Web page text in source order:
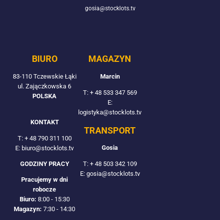
gosia@stocklots.tv
BIURO
83-110 Tczewskie Łąki
ul. Zajączkowska 6
POLSKA
KONTAKT
T: + 48 790 311 100
E: biuro@stocklots.tv
GODZINY PRACY
Pracujemy w dni
robocze
Biuro: 8:00 - 15:30
Magazyn: 7:30 - 14:30
MAGAZYN
Marcin
T: + 48 533 347 569
E:
logistyka@stocklots.tv
TRANSPORT
Gosia
T: + 48 503 342 109
E: gosia@stocklots.tv